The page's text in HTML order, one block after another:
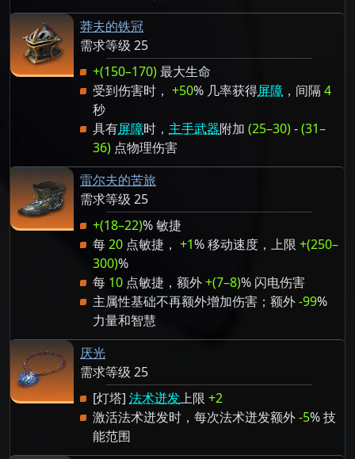
莽夫的铁冠
需求等级 25
+(150–170)最大生命
受到伤害时， +50% 几率获得屏障 ，间隔 4
秒
具有屏障时， 主手武器附加 (25–30)-(31–
36) 点物理伤害
雷尔夫的苦旅
需求等级 25
+(18–22)% 敏捷
每20 点敏捷， +1% 移动速度，上限 +(250–
300)%
每 10 点敏捷，额外+(7–8)% 闪电伤害
主属性基础不再额外增加伤害；额外-99%
力量和智慧
厌光
需求等级 25
[灯塔] 法术迸发上限 +2
激活法术迸发时，每次法术迸发额外-5% 技
能范围